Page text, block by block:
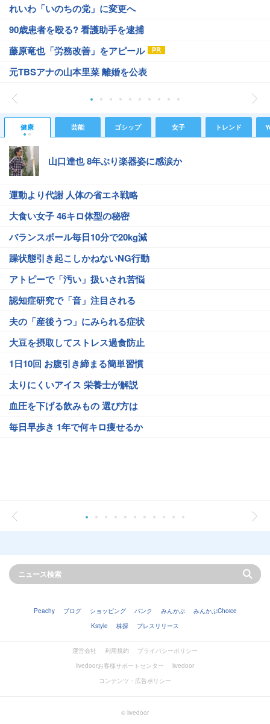
れいわ「いのちの党」に変更へ
90歳患者を殴る? 看護助手を逮捕
藤原竜也「労務改善」をアピール
元TBSアナの山本里菜 離婚を公表
健康 芸能 ゴシップ 女子 トレンド
山口達也 8年ぶり楽器姿に感涙か
運動より代謝 人体の省エネ戦略
大食い女子 46キロ体型の秘密
バランスボール毎日10分で20kg減
躁状態引き起こしかねないNG行動
アトピーで「汚い」扱いされ苦悩
認知症研究で「音」注目される
夫の「産後うつ」にみられる症状
大豆を摂取してストレス過食防止
1日10回 お腹引き締まる簡単習慣
太りにくいアイス 栄養士が解説
血圧を下げる飲みもの 選び方は
毎日早歩き 1年で何キロ痩せるか
Peachy ブログ ショッピング バンク みんかぶ
みんかぶChoice
Kstyle
株探 プレスリリース
運営会社 利用規約
プライバシーポリシー
livedoorお客様サポートセンター
livedoor
コンテンツ・広告ポリシー
© livedoor